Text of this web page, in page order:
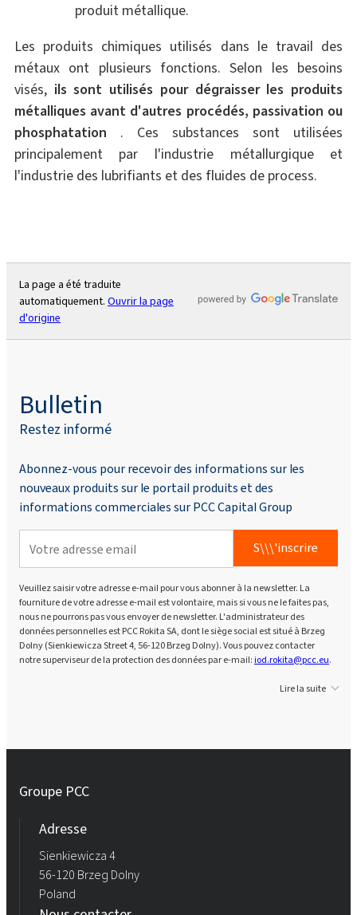
produit métallique.
Les produits chimiques utilisés dans le travail des
métaux ont plusieurs fonctions. Selon les besoins
visés, ils sont utilisés pour dégraisser les produits
métalliques avant d'autres procédés, passivation ou
phosphatation . Ces substances sont utilisées
principalement par l'industrie métallurgique et
l'industrie des lubrifiants et des fluides de process.
La page a été traduite
automatiquement. Ouvrir la page
d'origine
Bulletin
Restez informé
Abonnez-vous pour recevoir des informations sur les
nouveaux produits sur le portail produits et des
informations commerciales sur PCC Capital Group
S\\\'inscrire
Veuillez saisir votre adresse e-mail pour vous abonner à la newsletter. La
fourniture de votre adresse e-mail est volontaire, mais si vous ne le faites pas,
nous ne pourrons pas vous envoyer de newsletter. L'administrateur des
données personnelles est PCC Rokita SA, dont le siège social est situé à Brzeg
Dolny (Sienkiewicza Street 4, 56-120 Brzeg Dolny). Vous pouvez contacter
notre superviseur de la protection des données par e-mail:iod.rokita@pcc.eu.
Lire la suite
Groupe PCC
Adresse
Sienkiewicza 4
56-120 Brzeg Dolny
Poland